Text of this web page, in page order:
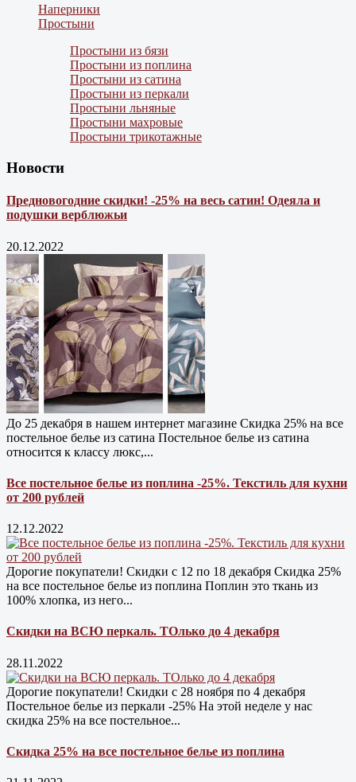
Наперники
Простыни
Простыни из бязи
Простыни из поплина
Простыни из сатина
Простыни из перкали
Простыни льняные
Простыни махровые
Простыни трикотажные
Новости
Предновогодние скидки! -25% на весь сатин! Одеяла и
подушки верблюжьи
20.12.2022
До 25 декабря в нашем интернет магазине Cкидка 25% на все
постельное белье из сатина Постельное белье из сатина
относится к классу люкс,...
Все постельное белье из поплина -25%. Текстиль для кухни
от 200 рублей
12.12.2022
Дорогие покупатели! Скидки с 12 по 18 декабря Скидка 25%
на все постельное белье из поплина Поплин это ткань из
100% хлопка, из него...
Скидки на ВСЮ перкаль. ТОлько до 4 декабря
28.11.2022
Дорогие покупатели! Скидки с 28 ноября по 4 декабря
Постельное белье из перкали -25% На этой неделе у нас
скидка 25% на все постельное...
Скидка 25% на все постельное белье из поплина